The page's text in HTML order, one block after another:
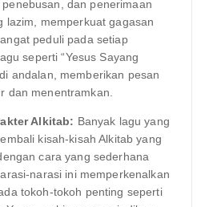
dan penerimaan
lazim, memperkuat gagasan
peduli pada setiap
seperti “Yesus Sayang
andalan, memberikan pesan
dan menentramkan.
Alkitab: Banyak lagu yang
kisah-kisah Alkitab yang
cara yang sederhana
narasi ini memperkenalkan
tokoh-tokoh penting seperti